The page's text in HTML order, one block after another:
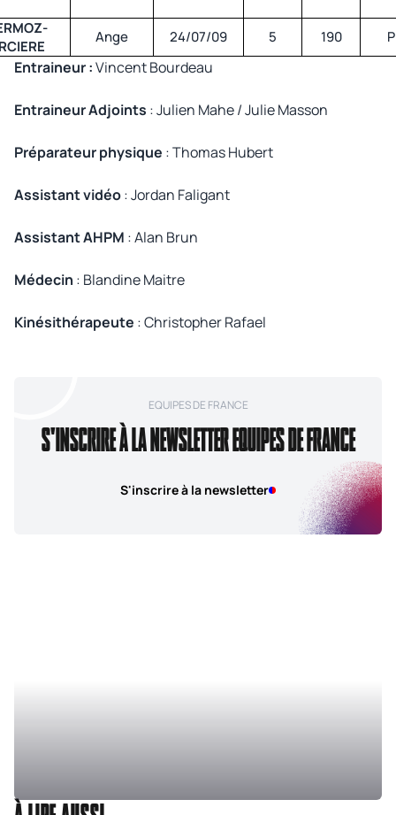
Ange 24/07/09 5 190
Entraineur :Vincent Bourdeau
Entraineur Adjoints : Julien Mahe / Julie Masson
Préparateur physique : Thomas Hubert
Assistant vidéo: Jordan Faligant
Assistant AHPM : Alan Brun
Médecin : Blandine Maitre
Kinésithérapeute : Christopher Rafael
EQUIPES DE FRANCE
S'INSCRIRE À LA NEWSLETTER EQUIPES DE FRANCE
S'inscrire à la newsletter